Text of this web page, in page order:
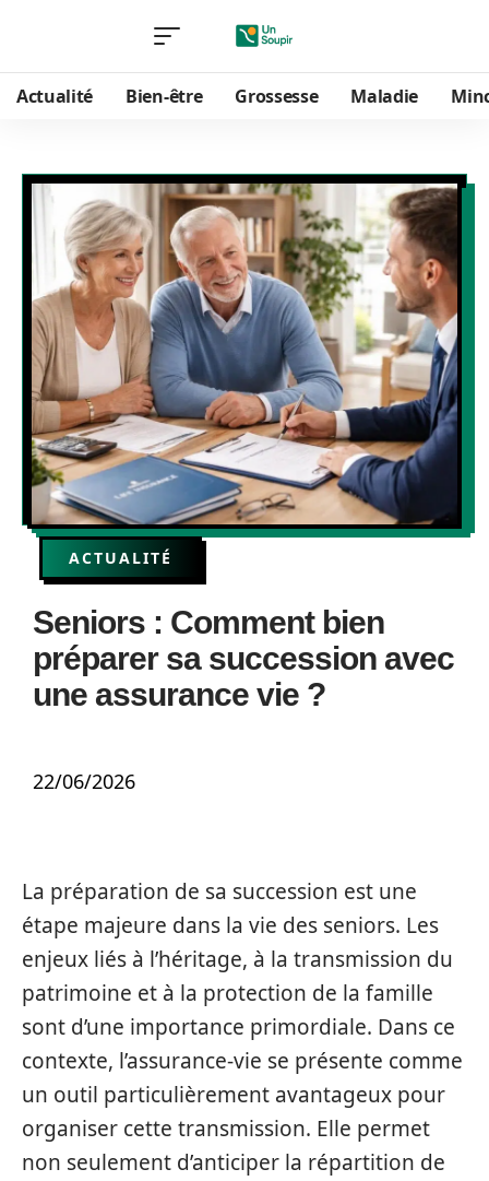
Actualité Bien-être Grossesse Maladie
ACTUALITÉ
Seniors : Comment bien
préparer sa succession avec
une assurance vie ?
22/06/2026
La préparation de sa succession est une
étape majeure dans la vie des seniors. Les
enjeux liés à l’héritage, à la transmission du
patrimoine et à la protection de la famille
sont d’une importance primordiale. Dans ce
contexte, l’assurance-vie se présente comme
un outil particulièrement avantageux pour
organiser cette transmission. Elle permet
non seulement d’anticiper la répartition de